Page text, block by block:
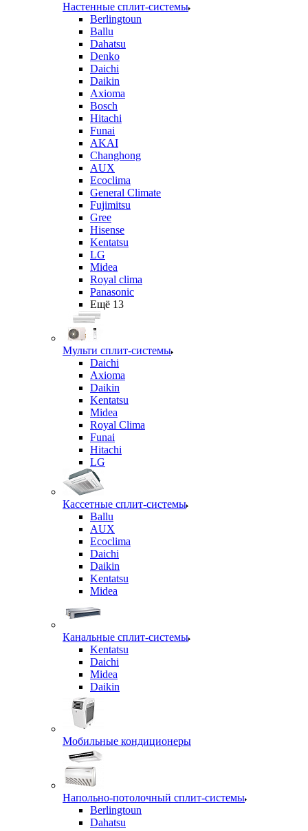
Настенные сплит-системы
Berlingtoun
Ballu
Dahatsu
Denko
Daichi
Daikin
Axioma
Bosch
Hitachi
Funai
AKAI
Changhong
AUX
Ecoclima
General Climate
Fujimitsu
Gree
Hisense
Kentatsu
LG
Midea
Royal clima
Panasonic
Ещё 13
Мульти сплит-системы
Daichi
Axioma
Daikin
Kentatsu
Midea
Royal Clima
Funai
Hitachi
LG
Кассетные сплит-системы
Ballu
AUX
Ecoclima
Daichi
Daikin
Kentatsu
Midea
Канальные сплит-системы
Kentatsu
Daichi
Midea
Daikin
Мобильные кондиционеры
Напольно-потолочный сплит-системы
Berlingtoun
Dahatsu